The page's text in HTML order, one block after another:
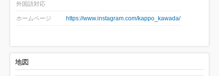
外国語対応
ホームページ https://www.instagram.com/kappo_kawada/
地図